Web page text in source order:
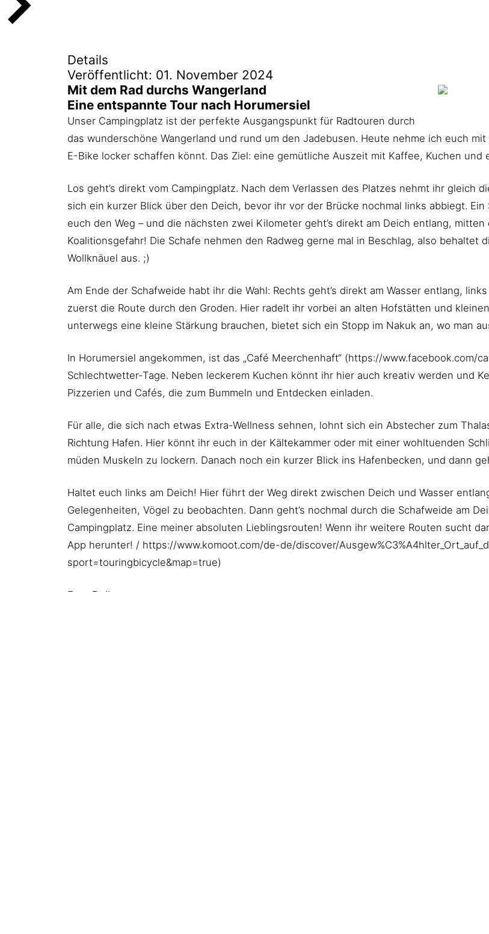
Details
Veröffentlicht: 01. November 2024
Mit dem Rad durchs Wangerland
Eine entspannte Tour nach Horumersiel
Unser Campingplatz ist der perfekte Ausgangspunkt für Radtouren durch
das wunderschöne Wangerland und rund um den Jadebusen. Heute nehme ich euch
E-Bike locker schaffen könnt. Das Ziel: eine gemütliche Auszeit mit Kaffee, Kuchen und
Los geht’s direkt vom Campingplatz. Nach dem Verlassen des Platzes nehmt ihr gleich
sich ein kurzer Blick über den Deich, bevor ihr vor der Brücke nochmal links abbiegt.
euch den Weg – und die nächsten zwei Kilometer geht’s direkt am Deich entlang,
Koalitionsgefahr! Die Schafe nehmen den Radweg gerne mal in Beschlag, also
Wollknäuel aus. ;)
Am Ende der Schafweide habt ihr die Wahl: Rechts geht’s direkt am Wasser entlang,
zuerst die Route durch den Groden. Hier radelt ihr vorbei an alten Hofstätten und
unterwegs eine kleine Stärkung brauchen, bietet sich ein Stopp im Nakuk an, wo man
In Horumersiel angekommen, ist das „Café Meerchenhaft“ (https://www.facebook.com/
Schlechtwetter-Tage. Neben leckerem Kuchen könnt ihr hier auch kreativ werden und
Pizzerien und Cafés, die zum Bummeln und Entdecken einladen.
Für alle, die sich nach etwas Extra-Wellness sehnen, lohnt sich ein Abstecher zum
Richtung Hafen. Hier könnt ihr euch in der Kältekammer oder mit einer wohltuenden
müden Muskeln zu lockern. Danach noch ein kurzer Blick ins Hafenbecken, und dann
Haltet euch links am Deich! Hier führt der Weg direkt zwischen Deich und Wasser
Gelegenheiten, Vögel zu beobachten. Dann geht’s nochmal durch die Schafweide am
Campingplatz. Eine meiner absoluten Lieblingsrouten! Wenn ihr weitere Routen sucht
App herunter! / https://www.komoot.com/de-de/discover/
sport=touringbicycle&map=true)
Eure Deike